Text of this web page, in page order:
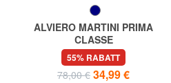
ALVIERO MARTINI PRIMA
CLASSE
GEO Schminktasche
55% RABATT
78,00 € 34,99 €